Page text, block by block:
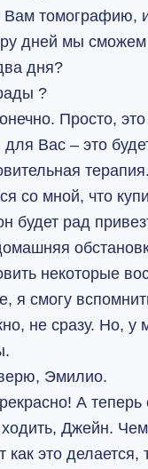
томографию,
дней мы
дня?
?
Просто,
Вас – это
со мной, что
будет рад
некоторые
я смогу
не сразу. Но, у
Эмилио.
А
ходить, Джейн.
как это делается,